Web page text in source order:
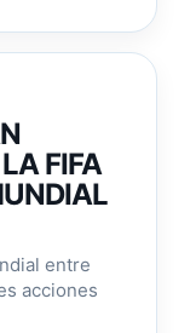
FIFA
entre
acciones